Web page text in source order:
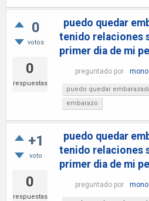
0
votos
0
respuestas
puedo quedar
tenido relaciones
primer dia de mi
preguntado por mono
puedo quedar
embarazo
+1
voto
0
respuestas
puedo quedar
tenido relaciones
primer dia de mi
preguntado por mono